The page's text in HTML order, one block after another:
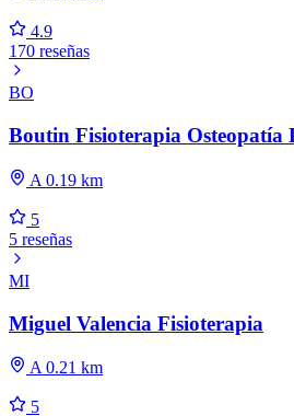
4.9
170 reseñas
BO
Boutin Fisioterapia Osteopatía
A 0.19 km
5
5 reseñas
MI
Miguel Valencia Fisioterapia
A 0.21 km
5